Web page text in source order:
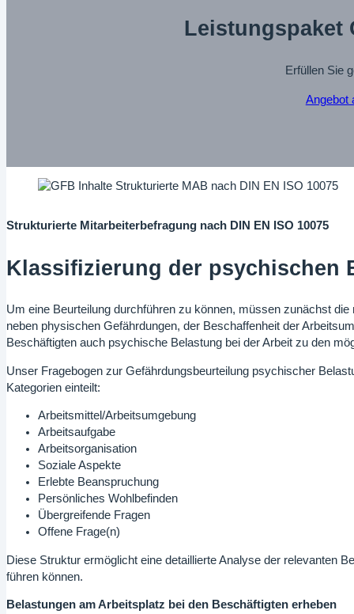
Leistungspaket
Erfüllen Sie
Angebot
Strukturierte Mitarbeiterbefragung nach DIN EN ISO 10075
Klassifizierung der psychischen
Um eine Beurteilung durchführen zu können, müssen zunächst
neben physischen Gefährdungen, der Beschaffenheit der
Beschäftigten auch psychische Belastung bei der Arbeit zu den
Unser Fragebogen zur Gefährdungsbeurteilung psychischer
Kategorien einteilt:
Arbeitsmittel/Arbeitsumgebung
Arbeitsaufgabe
Arbeitsorganisation
Soziale Aspekte
Erlebte Beanspruchung
Persönliches Wohlbefinden
Übergreifende Fragen
Offene Frage(n)
Diese Struktur ermöglicht eine detaillierte Analyse der relevanten
führen können.
Belastungen am Arbeitsplatz bei den Beschäftigten erheben